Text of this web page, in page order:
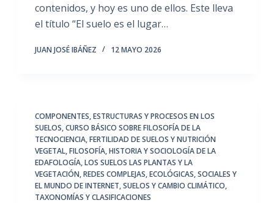
contenidos, y hoy es uno de ellos. Este lleva
el título “El suelo es el lugar…
JUAN JOSÉ IBÁÑEZ 12 MAYO 2026
COMPONENTES, ESTRUCTURAS Y PROCESOS EN LOS
SUELOS,CURSO BÁSICO SOBRE FILOSOFÍA DE LA
TECNOCIENCIA,FERTILIDAD DE SUELOS Y NUTRICIÓN
VEGETAL,FILOSOFÍA, HISTORIA Y SOCIOLOGÍA DE LA
EDAFOLOGÍA,LOS SUELOS LAS PLANTAS Y LA
VEGETACIÓN,REDES COMPLEJAS, ECOLÓGICAS, SOCIALES Y
EL MUNDO DE INTERNET,SUELOS Y CAMBIO CLIMÁTICO,
TAXONOMÍAS Y CLASIFICACIONES